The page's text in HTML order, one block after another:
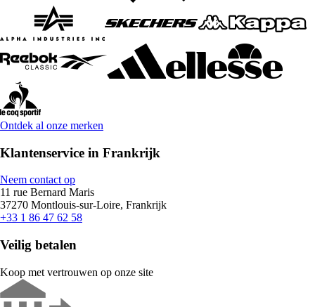
Ontdek al onze merken
Klantenservice in Frankrijk
Neem contact op
11 rue Bernard Maris
37270 Montlouis-sur-Loire, Frankrijk
+33 1 86 47 62 58
Veilig betalen
Koop met vertrouwen op onze site